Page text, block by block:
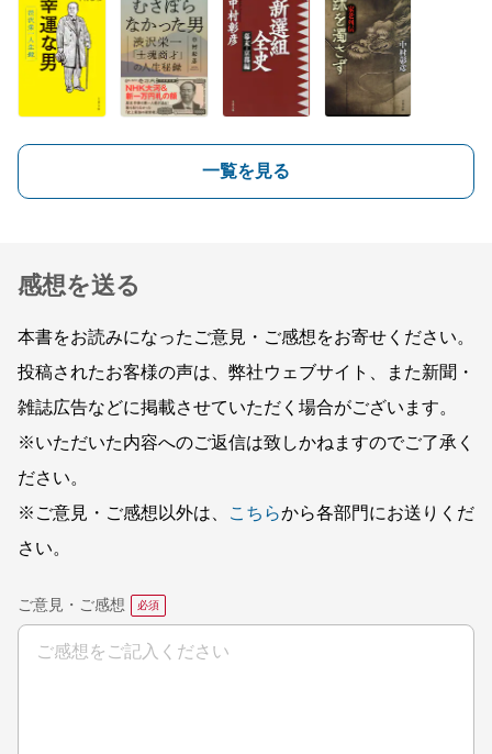
一覧を見る
感想を送る
本書をお読みになったご意見・ご感想をお寄せください。
投稿されたお客様の声は、弊社ウェブサイト、また新聞・
雑誌広告などに掲載させていただく場合がございます。
※いただいた内容へのご返信は致しかねますのでご了承く
ださい。
※ご意見・ご感想以外は、
こちらから各部門にお送りくだ
さい。
ご意見・ご感想